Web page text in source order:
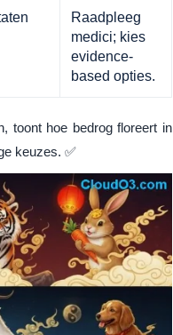
Raadpleeg
medici; kies
evidence-
based opties.
toont hoe bedrog floreert in
keuzes. ✅